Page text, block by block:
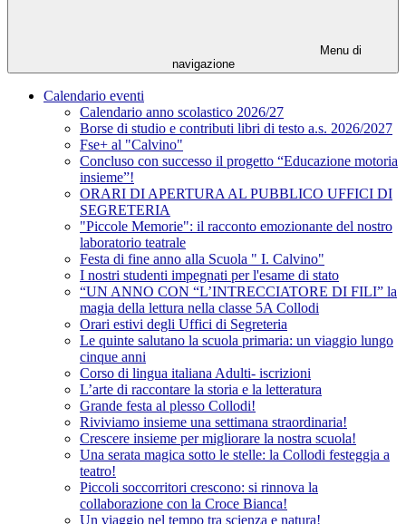
Menu di
navigazione
Calendario eventi
Calendario anno scolastico 2026/27
Borse di studio e contributi libri di testo a.s. 2026/2027
Fse+ al "Calvino"
Concluso con successo il progetto “Educazione motoria
insieme”!
ORARI DI APERTURA AL PUBBLICO UFFICI DI
SEGRETERIA
"Piccole Memorie": il racconto emozionante del nostro
laboratorio teatrale
Festa di fine anno alla Scuola " I. Calvino"
I nostri studenti impegnati per l'esame di stato
“UN ANNO CON “L’INTRECCIATORE DI FILI” la
magia della lettura nella classe 5A Collodi
Orari estivi degli Uffici di Segreteria
Le quinte salutano la scuola primaria: un viaggio lungo
cinque anni
Corso di lingua italiana Adulti- iscrizioni
L’arte di raccontare la storia e la letteratura
Grande festa al plesso Collodi!
Riviviamo insieme una settimana straordinaria!
Crescere insieme per migliorare la nostra scuola!
Una serata magica sotto le stelle: la Collodi festeggia a
teatro!
Piccoli soccorritori crescono: si rinnova la
collaborazione con la Croce Bianca!
Un viaggio nel tempo tra scienza e natura!